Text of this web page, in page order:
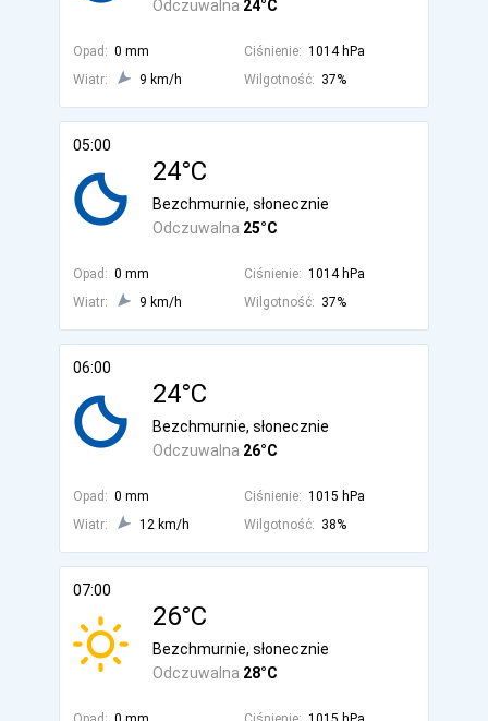
Odczuwalna 24°C
Opad: 0 mm Ciśnienie: 1014 hPa
Wiatr:
9 km/h Wilgotność: 37%
05:00
24°C
Odczuwalna 25°C
Bezchmurnie, słonecznie
Opad: 0 mm Ciśnienie: 1014 hPa
Wiatr:
9 km/h Wilgotność: 37%
06:00
24°C
Odczuwalna 26°C
Bezchmurnie, słonecznie
Opad: 0 mm Ciśnienie: 1015 hPa
Wiatr:
12 km/h Wilgotność: 38%
07:00
26°C
Odczuwalna 28°C
Bezchmurnie, słonecznie